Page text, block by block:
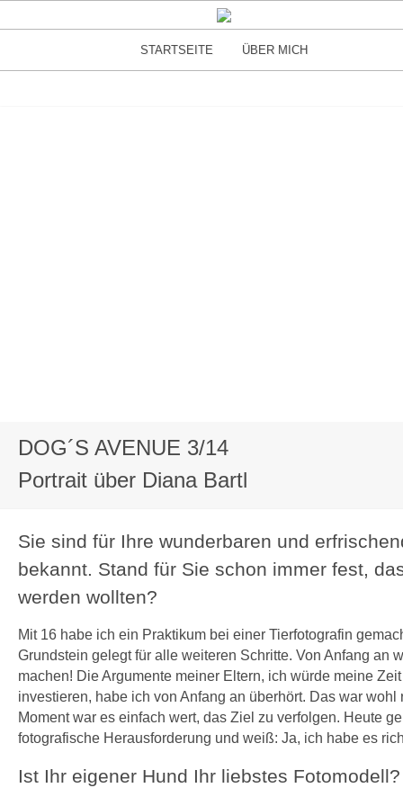
STARTSEITE ÜBER MICH
DOG´S AVENUE 3/14
Portrait über Diana Bartl
Sie sind für Ihre wunderbaren und
bekannt. Stand für Sie schon immer fest,
werden wollten?
Mit 16 habe ich ein Praktikum bei einer Tierfotografin
Grundstein gelegt für alle weiteren Schritte. Von Anfang an
machen! Die Argumente meiner Eltern, ich würde meine
investieren, habe ich von Anfang an überhört. Das war
Moment war es einfach wert, das Ziel zu verfolgen. Heute
fotografische Herausforderung und weiß: Ja, ich habe es
Ist Ihr eigener Hund Ihr liebstes Fotomodell?